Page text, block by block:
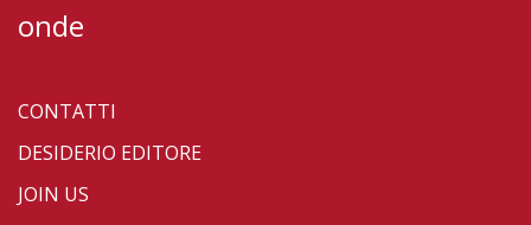
onde
CONTATTI
DESIDERIO EDITORE
JOIN US